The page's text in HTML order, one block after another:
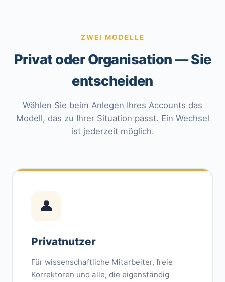
ZWEI MODELLE
Privat oder Organisation — Sie
entscheiden
Wählen Sie beim Anlegen Ihres Accounts das
Modell, das zu Ihrer Situation passt. Ein Wechsel
ist jederzeit möglich.
👤
Privatnutzer
Für wissenschaftliche Mitarbeiter, freie
Korrektoren und alle, die eigenständig